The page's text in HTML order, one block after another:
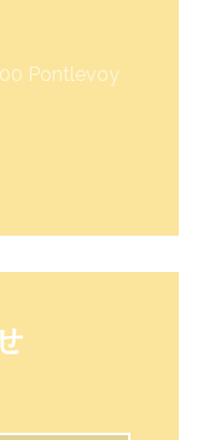
Pontlevoy((新しい
((新しいウィン